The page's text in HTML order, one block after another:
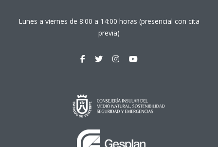
Lunes a viernes de 8:00 a 14:00 horas (presencial con cita
previa)